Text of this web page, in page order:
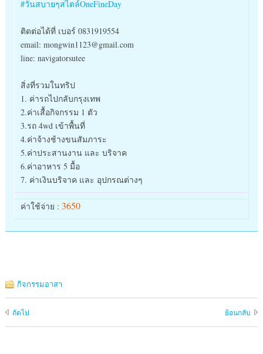
#วันสบายๆสไตล์OneFineDay
ติดต่อได้ที่ เบอร์ 0831919554
email: mongwin1123@gmail.com
line: navigatorsutee
สิ่งที่รวมในทริป
1. ค่ารถไปกลับกรุงเทพ
2.ค่าเสื้อกิจกรรม 1 ตัว
3.รถ 4wd เข้าพื้นที่
4.ค่าจ้างช้างขนสัมภาระ
5.ค่าประสานงาน และ บริจาค
6.ค่าอาหาร 5 มื้อ
7. ค่าเงินบริจาค และ อุปกรณต่างๆ
ค่าใช้จ่าย : 3650
กิจกรรมอาสา
ถัดไป ย้อนกลับ